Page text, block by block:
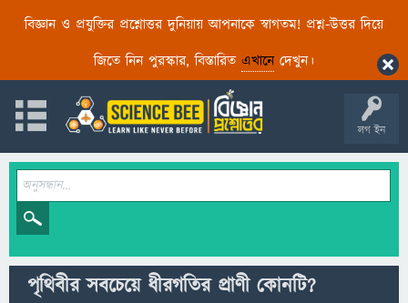
বিজ্ঞান ও প্রযুক্তির প্রশ্নোত্তর দুনিয়ায় আপনাকে স্বাগতম! প্রশ্ন-উত্তর দিয়ে
জিতে নিন পুরস্কার, বিস্তারিত এখানেদেখুন।
লগ ইন
পৃথিবীর সবচেয়ে ধীরগতির প্রাণী কোনটি?